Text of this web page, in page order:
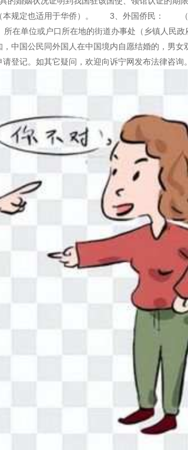
（本规定也适用于华侨）。 3、外国侨民：
位或户口所在地的街道办事处（乡镇人民政
国公民同外国人在中国境内自愿结婚的，男女
登记。如其它疑问，欢迎向诉宁网发布法律咨询。